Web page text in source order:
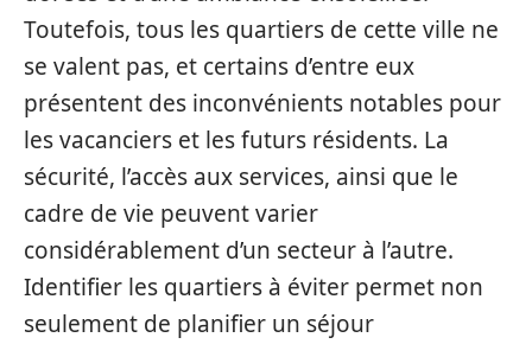
Toutefois, tous les quartiers de cette ville ne
se valent pas, et certains d’entre eux
présentent des inconvénients notables pour
les vacanciers et les futurs résidents. La
sécurité, l’accès aux services, ainsi que le
cadre de vie peuvent varier
considérablement d’un secteur à l’autre.
Identifier les quartiers à éviter permet non
seulement de planifier un séjour